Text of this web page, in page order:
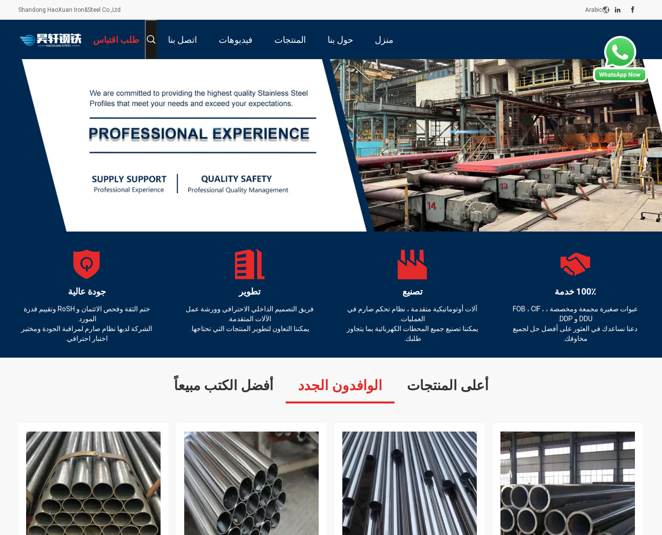
Shandong HaoXuan Iron&Steel Co.,Ltd Arabic
منزل حول بنا المنتجات فيديوهات اتصل بنا طلب اقتباس
جودة عالية
ختم الثقة وفحص الائتمان و RoSH وتقييم قدرة
المورد.
الشركة لديها نظام صارم لمراقبة الجودة ومختبر
اختبار احترافي.
تطوير
فريق التصميم الداخلي الاحترافي وورشة عمل
الآلات المتقدمة.
يمكننا التعاون لتطوير المنتجات التي تحتاجها.
تصنيع
آلات أوتوماتيكية متقدمة ، نظام تحكم صارم في
العمليات.
يمكننا تصنيع جميع المحطات الكهربائية بما يتجاوز
طلبك.
100٪ خدمة
عبوات صغيرة مجمعة ومخصصة ، FOB ، CIF ،
DDU و DDP.
دعنا نساعدك في العثور على أفضل حل لجميع
مخاوفك.
أعلى المنتجات الوافدون الجدد أفضل الكتب مبيعاً